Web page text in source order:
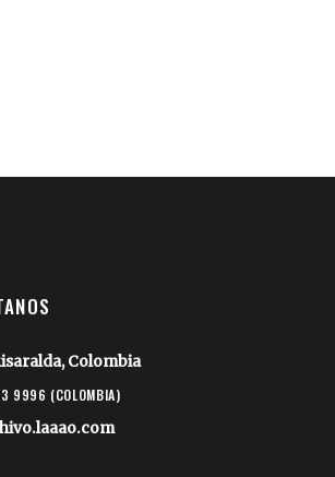
Colombia
9996 (COLOMBIA)